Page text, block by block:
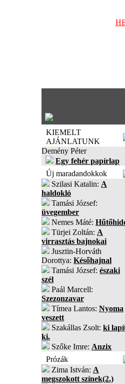
KIEMELT
AJÁNLATUNK
Demény Péter
Egy fehér papírlap
Új maradandokkok
Szilasi Katalin: A
haldokló
Tamási József:
üvegember
Nemes Máté:
Türjei Zoltán: A
virrasztás bajnokai
Jusztin-Horváth
Dorottya: Későhajnal
Tamási József: északi
szél
Paál Marcell:
Szezonzavar
Tímea Lantos: Nyoma
veszett
Szakállas Zsolt: ki
ki.
Szőke Imre: Anzix
Prózák
Zima István: A
megszokott színek(2.)